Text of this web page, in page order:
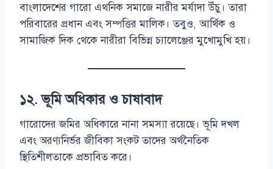
বাংলাদেশের গারো এথনিক সমাজে নারীর মর্যাদা উঁচু। তারা
পরিবারের প্রধান এবং সম্পত্তির মালিক। তবুও, আর্থিক ও
সামাজিক দিক থেকে নারীরা বিভিন্ন চ্যালেঞ্জের মুখোমুখি হয়।
১২. ভূমি অধিকার ও চাষাবাদ
গারোদের জমির অধিকারে নানা সমস্যা রয়েছে। ভূমি দখল
এবং অরণ্যনির্ভর জীবিকা সংকট তাদের অর্থনৈতিক
স্থিতিশীলতাকে প্রভাবিত করে।